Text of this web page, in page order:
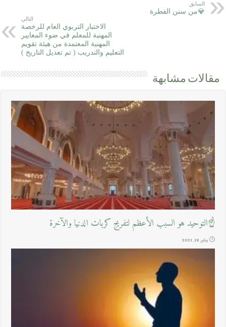
السابق
💎من سنن الفطرة
التالي
الاختبار التربوي العام للرخصة
المهنية للمعلم في ضوء المعايير
المهنية المعتمدة من هيئة تقويم
التعليم والتدريب ( تم تعديل التاريخ )
مقالات مشابهة
☝التوحيد هو السبب الأعظم لتفريج كربات الدنيا والآخرة
يناير 18, 2021